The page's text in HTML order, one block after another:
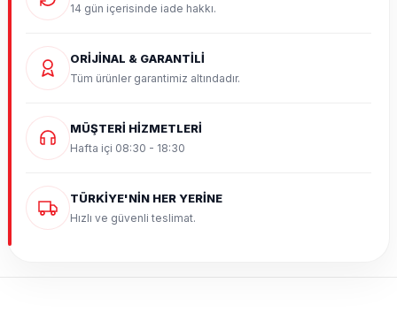
14 gün içerisinde iade hakkı.
ORİJİNAL & GARANTİLİ
Tüm ürünler garantimiz altındadır.
MÜŞTERİ HİZMETLERİ
Hafta içi 08:30 - 18:30
TÜRKİYE'NİN HER YERİNE
Hızlı ve güvenli teslimat.